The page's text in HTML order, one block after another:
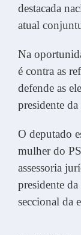
destacada
atual
Na
é contra as
defende as
presidente
O deputado
mulher do
assessoria
presidente
seccional da